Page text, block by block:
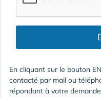
En cliquant sur le bouton
contacté par mail ou
répondant à votre